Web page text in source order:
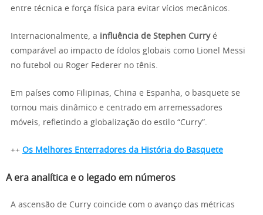
entre técnica e força física para evitar vícios mecânicos.
Internacionalmente, a influência de Stephen Curryé
comparável ao impacto de ídolos globais como Lionel Messi
no futebol ou Roger Federer no tênis.
Em países como Filipinas, China e Espanha, o basquete se
tornou mais dinâmico e centrado em arremessadores
móveis, refletindo a globalização do estilo “Curry”.
++ Os Melhores Enterradores da História do Basquete
A era analítica e o legado em números
A ascensão de Curry coincide com o avanço das métricas